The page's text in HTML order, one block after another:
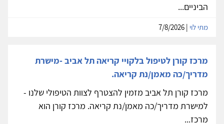
הביניים...
מתי לוי
מרכז קורן לטיפול בלקויי קריאה תל אביב -מישרת
מדריך/כה מאמן/נת קריאה.
מרכז קורן תל אביב מזמין להצטרף לצוות הטיפולי שלנו -
למישרת מדריך/כה מאמן/נת קריאה. מרכז קורן הוא
מרכז...